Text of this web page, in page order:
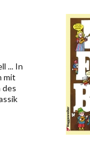
... In
mit